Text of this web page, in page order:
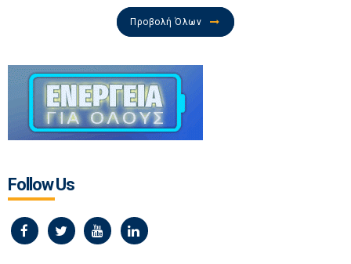
Προβολή Όλων
Follow Us